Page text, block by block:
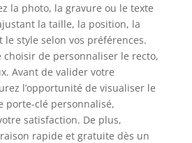
la photo, la gravure ou le texte
la taille, la position, la
style selon vos préférences.
choisir de personnaliser le recto,
Avant de valider votre
l’opportunité de visualiser le
porte-clé personnalisé,
satisfaction. De plus,
rapide et gratuite dès un